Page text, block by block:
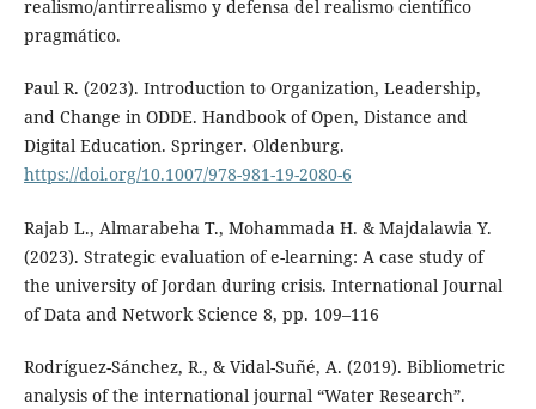
realismo/antirrealismo y defensa del realismo científico
pragmático.
Paul R. (2023). Introduction to Organization, Leadership,
and Change in ODDE. Handbook of Open, Distance and
Digital Education. Springer. Oldenburg.
https://doi.org/10.1007/978-981-19-2080-6
Rajab L., Almarabeha T., Mohammada H. & Majdalawia Y.
(2023). Strategic evaluation of e-learning: A case study of
the university of Jordan during crisis. International Journal
of Data and Network Science 8, pp. 109–116
Rodríguez-Sánchez, R., & Vidal-Suñé, A. (2019). Bibliometric
analysis of the international journal “Water Research”.